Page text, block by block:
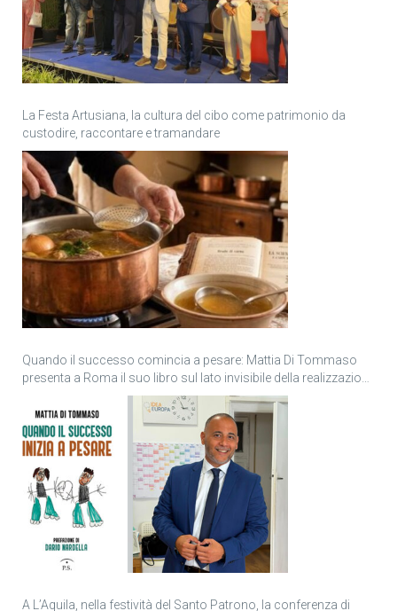
La Festa Artusiana, la cultura del cibo come patrimonio da
custodire, raccontare e tramandare
Quando il successo comincia a pesare: Mattia Di Tommaso
presenta a Roma il suo libro sul lato invisibile della realizzazione
A L’Aquila, nella festività del Santo Patrono, la conferenza di